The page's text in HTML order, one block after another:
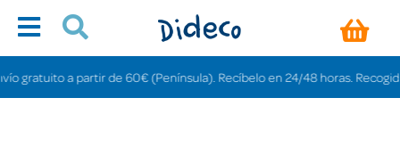
gratuito a partir de 60€ (Península). Recíbelo en 24/48 horas. Recogida